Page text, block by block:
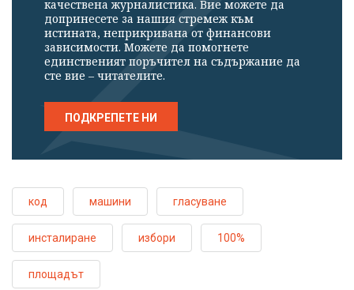
качествена журналистика. Вие можете да
допринесете за нашия стремеж към
истината, неприкривана от финансови
зависимости. Можете да помогнете
единственият поръчител на съдържание да
сте вие – читателите.
ПОДКРЕПЕТЕ НИ
код машини гласуване
инсталиране избори 100%
площадът